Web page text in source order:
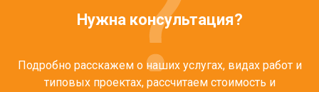
Нужна консультация?
Подробно расскажем о наших услугах, видах работ и
типовых проектах, рассчитаем стоимость и